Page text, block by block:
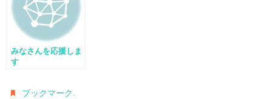
みなさんを応援しま
す
ブックマーク.